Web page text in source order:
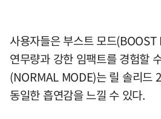
사용자들은 부스트 모드
연무량과 강한 임팩트를 경험할
(NORMAL MODE)는 릴 솔리드
동일한 흡연감을 느낄 수 있다.